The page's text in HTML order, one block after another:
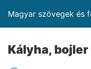
Magyar szövegek és
Kályha,